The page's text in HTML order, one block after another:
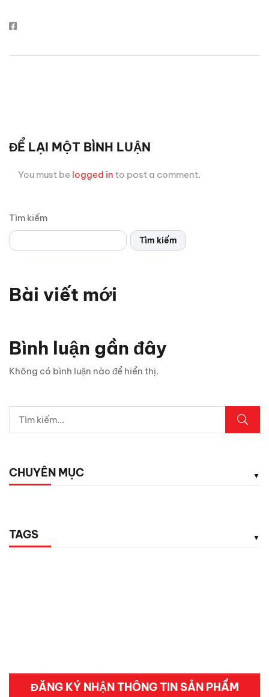
Tìm kiếm
Tìm kiếm
Bài viết mới
Bình luận gần đây
Không có bình luận nào để hiển thị.
CHUYÊN MỤC
TAGS
ĐỂ LẠI MỘT BÌNH LUẬN
You must be logged in to post a comment.
ĐĂNG KÝ NHẬN THÔNG TIN SẢN PHẨM